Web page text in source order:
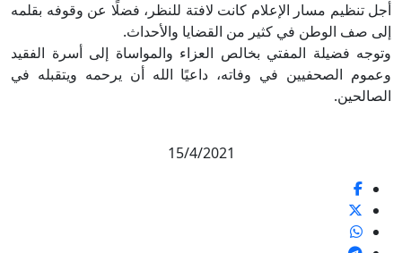
تنظيم مسار الإعلام كانت لافتة للنظر، فضلًا عن وقوفه بقلمه
صف الوطن في كثير من القضايا والأحداث.
فضيلة المفتي بخالص العزاء والمواساة إلى أسرة الفقيد
الصحفيين في وفاته، داعيًا الله أن يرحمه ويتقبله في
15/4/2021